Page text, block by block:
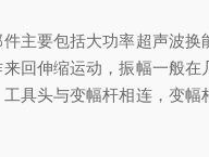
要包括大功率超声波换
回伸缩运动，振幅一般
工具头与变幅杆相连，变